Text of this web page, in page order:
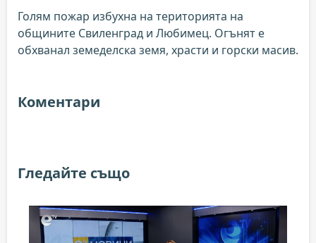
Голям пожар избухна на територията на
общините Свиленград и Любимец. Огънят е
обхванал земеделска земя, храсти и горски масив.
Коментари
Гледайте също